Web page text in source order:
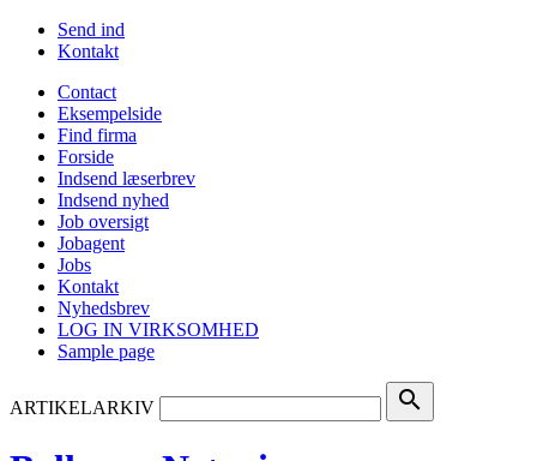
Send ind
Kontakt
Contact
Eksempelside
Find firma
Forside
Indsend læserbrev
Indsend nyhed
Job oversigt
Jobagent
Jobs
Kontakt
Nyhedsbrev
LOG IN VIRKSOMHED
Sample page
ARTIKELARKIV search